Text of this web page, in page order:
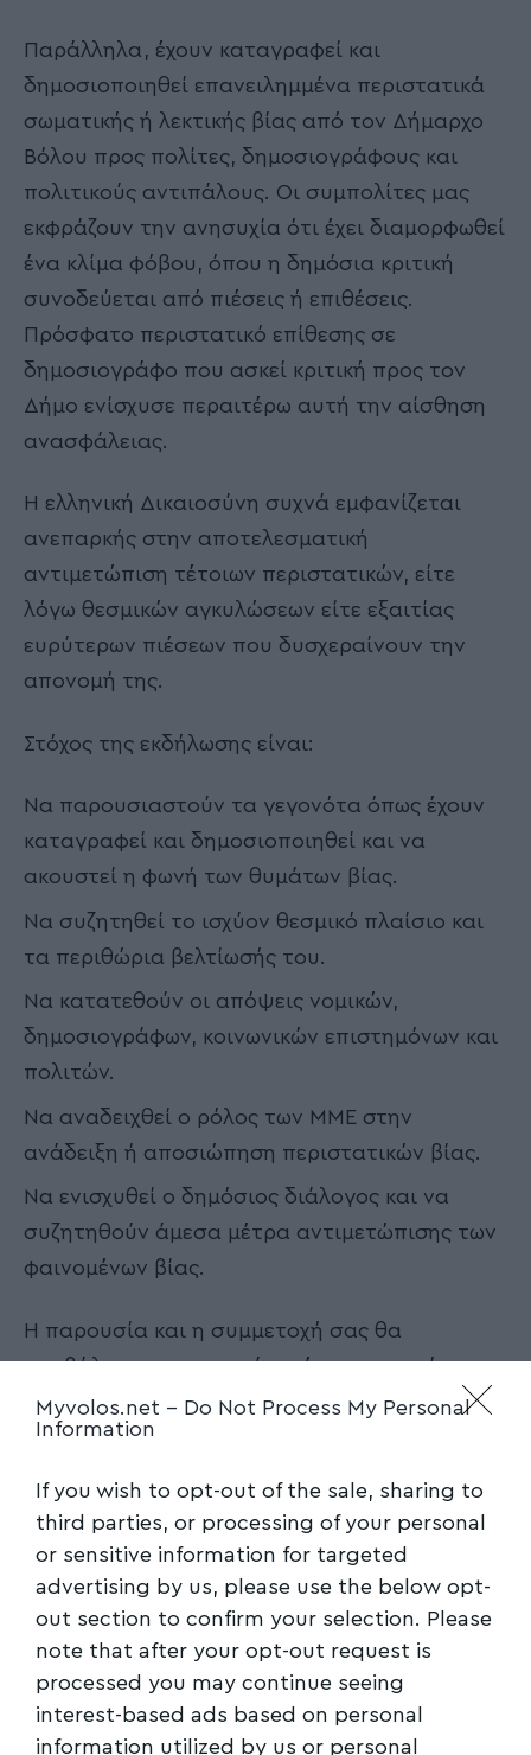
Myvolos.net - Do Not Process My Personal
Information
If you wish to opt-out of the sale, sharing to
third parties, or processing of your personal
or sensitive information for targeted
advertising by us, please use the below opt-
out section to confirm your selection. Please
note that after your opt-out request is
processed you may continue seeing
interest-based ads based on personal
information utilized by us or personal
Παράλληλα, έχουν καταγραφεί και
δημοσιοποιηθεί επανειλημμένα περιστατικά
σωματικής ή λεκτικής βίας από τον Δήμαρχο
Βόλου προς πολίτες, δημοσιογράφους και
πολιτικούς αντιπάλους. Οι συμπολίτες μας
εκφράζουν την ανησυχία ότι έχει διαμορφωθεί
ένα κλίμα φόβου, όπου η δημόσια κριτική
συνοδεύεται από πιέσεις ή επιθέσεις.
Πρόσφατο περιστατικό επίθεσης σε
δημοσιογράφο που ασκεί κριτική προς τον
Δήμο ενίσχυσε περαιτέρω αυτή την αίσθηση
ανασφάλειας.
Η ελληνική Δικαιοσύνη συχνά εμφανίζεται
ανεπαρκής στην αποτελεσματική
αντιμετώπιση τέτοιων περιστατικών, είτε
λόγω θεσμικών αγκυλώσεων είτε εξαιτίας
ευρύτερων πιέσεων που δυσχεραίνουν την
απονομή της.
Στόχος της εκδήλωσης είναι:
Να παρουσιαστούν τα γεγονότα όπως έχουν
καταγραφεί και δημοσιοποιηθεί και να
ακουστεί η φωνή των θυμάτων βίας.
Να συζητηθεί το ισχύον θεσμικό πλαίσιο και
τα περιθώρια βελτίωσής του.
Να κατατεθούν οι απόψεις νομικών,
δημοσιογράφων, κοινωνικών επιστημόνων και
πολιτών.
Να αναδειχθεί ο ρόλος των ΜΜΕ στην
ανάδειξη ή αποσιώπηση περιστατικών βίας.
Να ενισχυθεί ο δημόσιος διάλογος και να
συζητηθούν άμεσα μέτρα αντιμετώπισης των
φαινομένων βίας.
Η παρουσία και η συμμετοχή σας θα
συμβάλουν ουσιαστικά σε έναν ανοιχτό,
τεκμηριωμένο και δημοκρατικό διάλογο για
την πόλη μας.”
Ακολουθήστε το myvolos.net στο
Google News και μάθετε πρώτοι όλες
τις ειδήσεις.
Ακολουθήστε μας στο επίσημο κανάλι
του Myvolos.net στο Youtube